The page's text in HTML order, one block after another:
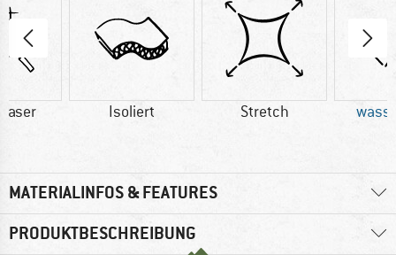
Isoliert Stretch
MATERIALINFOS & FEATURES
PRODUKTBESCHREIBUNG